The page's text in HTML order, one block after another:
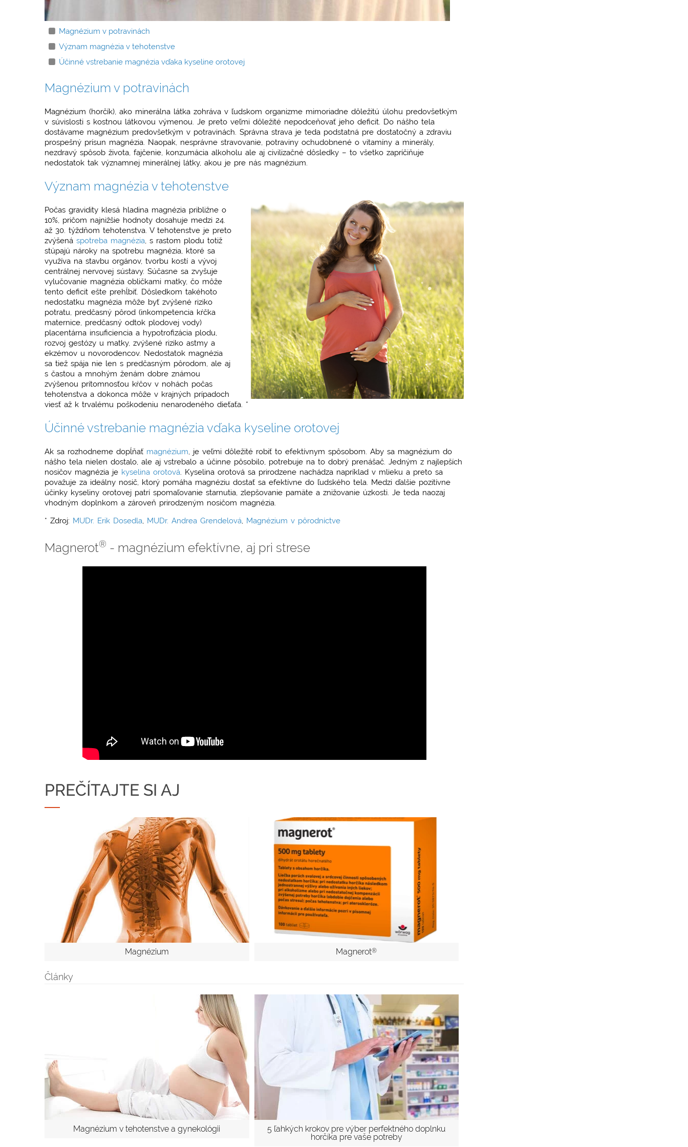
Magnézium v potravinách
Význam magnézia v tehotenstve
Účinné vstrebanie magnézia vďaka kyseline orotovej
Magnézium v potravinách
Magnézium (horčík), ako minerálna látka zohráva v ľudskom organizme mimoriadne dôležitú úlohu predovšetkým
v súvislosti s kostnou látkovou výmenou. Je preto veľmi dôležité nepodceňovať jeho deficit. Do nášho tela
dostávame magnézium predovšetkým v potravinách. Správna strava je teda podstatná pre dostatočný a zdraviu
prospešný prísun magnézia. Naopak, nesprávne stravovanie, potraviny ochudobnené o vitamíny a minerály,
nezdravý spôsob života, fajčenie, konzumácia alkoholu ale aj civilizačné dôsledky – to všetko zapríčiňuje
nedostatok tak významnej minerálnej látky, akou je pre nás magnézium.
Význam magnézia v tehotenstve
Počas gravidity klesá hladina magnézia približne o
10%, pričom najnižšie hodnoty dosahuje medzi 24.
až 30. týždňom tehotenstva. V tehotenstve je preto
zvýšená spotreba magnézia, s rastom plodu totiž
stúpajú nároky na spotrebu magnézia, ktoré sa
využíva na stavbu orgánov, tvorbu kostí a vývoj
centrálnej nervovej sústavy. Súčasne sa zvyšuje
vylučovanie magnézia obličkami matky, čo môže
tento deficit ešte prehĺbiť. Dôsledkom takéhoto
nedostatku magnézia môže byť zvýšené riziko
potratu, predčasný pôrod (inkompetencia kŕčka
maternice, predčasný odtok plodovej vody)
placentárna insuficiencia a hypotrofizácia plodu,
rozvoj gestózy u matky, zvýšené riziko astmy a
ekzémov u novorodencov. Nedostatok magnézia
sa tiež spája nie len s predčasným pôrodom, ale aj
s častou a mnohým ženám dobre známou
zvýšenou prítomnosťou kŕčov v nohách počas
tehotenstva a dokonca môže v krajných prípadoch
viesť až k trvalému poškodeniu nenarodeného dieťaťa. *
Účinné vstrebanie magnézia vďaka kyseline orotovej
Ak sa rozhodneme dopĺňať magnézium, je veľmi dôležité robiť to efektívnym spôsobom. Aby sa magnézium do
nášho tela nielen dostalo, ale aj vstrebalo a účinne pôsobilo, potrebuje na to dobrý prenášač. Jedným z najlepších
nosičov magnézia je kyselina orotová. Kyselina orotová sa prirodzene nachádza napríklad v mlieku a preto sa
považuje za ideálny nosič, ktorý pomáha magnéziu dostať sa efektívne do ľudského tela. Medzi ďalšie pozitívne
účinky kyseliny orotovej patrí spomaľovanie starnutia, zlepšovanie pamäte a znižovanie úzkosti. Je teda naozaj
vhodným doplnkom a zároveň prirodzeným nosičom magnézia.
* Zdroj: MUDr. Erik Dosedla, MUDr. Andrea Grendelová, Magnézium v pôrodníctve
Magnerot® - magnézium efektívne, aj pri strese
PREČÍTAJTE SI AJ
Magnézium Magnerot®
Články
Magnézium v tehotenstve a gynekológii
5 ľahkých krokov pre výber perfektného doplnku
horčíka pre vaše potreby